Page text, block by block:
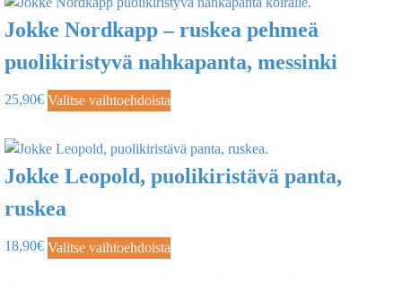
Jokke Nordkapp – ruskea pehmeä
puolikiristyvä nahkapanta, messinki
25,90€ Valitse vaihtoehdoista
Jokke Leopold, puolikiristävä panta,
ruskea
18,90€ Valitse vaihtoehdoista